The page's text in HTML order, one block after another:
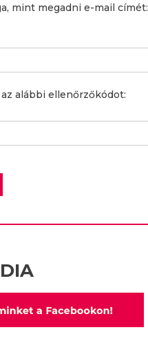
mint megadni e-mail címét:
alábbi ellenőrzőkódot: